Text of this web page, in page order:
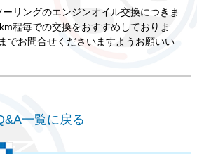
リングのエンジンオイル交換につきま
程毎での交換をおすすめしておりま
でお問合せくださいますようお願いい
一覧に戻る